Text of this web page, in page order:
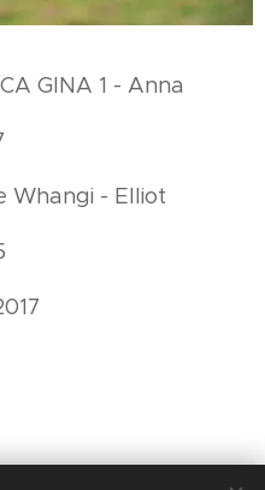
GINA 1 - Anna
Whangi - Elliot